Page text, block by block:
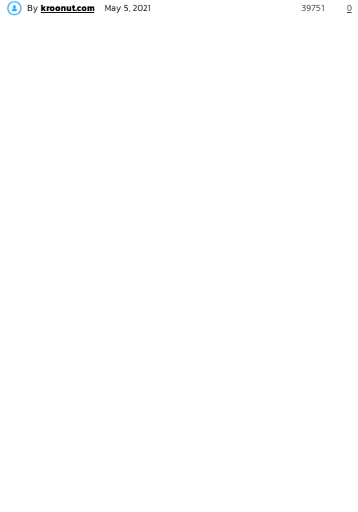
Bykroonut.com May 5, 2021 0
39751